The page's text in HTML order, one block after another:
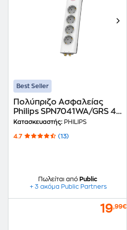
Best Seller
Πολύπριζο Ασφαλείας
Philips SPN7041WA/GRS 4
Θέσεων 2m - Λευκό
Κατασκευαστής: PHILIPS
4.7 (13)
Πωλείται από Public
+ 3 ακόμα Public Partners
19,99€